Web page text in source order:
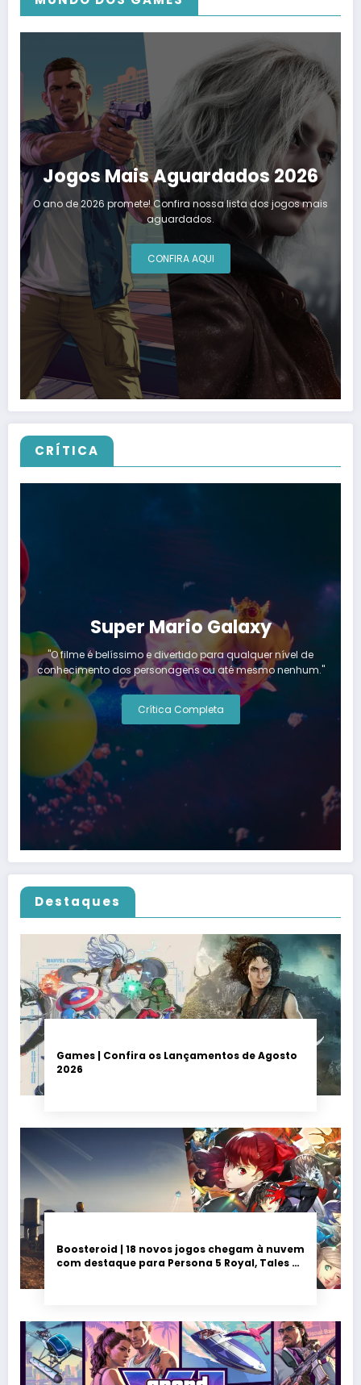
Jogos Mais Aguardados 2026
O ano de 2026 promete! Confira nossa lista dos jogos mais
aguardados.
CONFIRA AQUI
CRÍTICA
Super Mario Galaxy
"O filme é belíssimo e divertido para qualquer nível de
conhecimento dos personagens ou até mesmo nenhum."
Crítica Completa
Destaques
Games | Confira os Lançamentos de Agosto
2026
Boosteroid | 18 novos jogos chegam à nuvem
com destaque para Persona 5 Royal, Tales of